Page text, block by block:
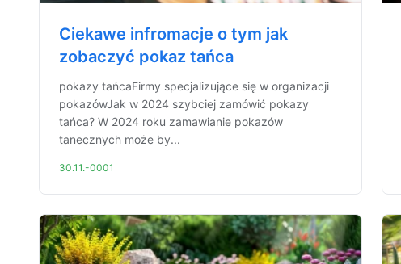
Ciekawe infromacje o tym jak
zobaczyć pokaz tańca
pokazy tańcaFirmy specjalizujące się w organizacji
pokazówJak w 2024 szybciej zamówić pokazy
tańca? W 2024 roku zamawianie pokazów
tanecznych może by...
30.11.-0001